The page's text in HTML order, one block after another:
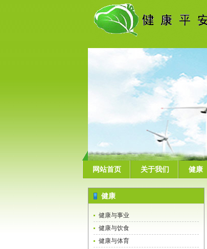
网站首页 关于我们 健康
健康
健康与事业
健康与饮食
健康与体育